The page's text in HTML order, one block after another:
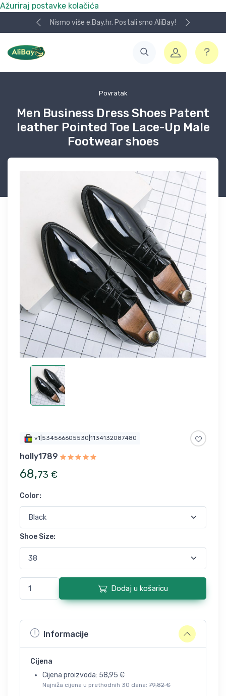
Ažuriraj postavke kolačića
Koristite naša skladišta u UK, USA i DE.
Povratak
Men Business Dress Shoes Patent
leather Pointed Toe Lace-Up Male
Footwear shoes
v1|534566605530|1134132087480
holly1789
68,73 €
Color:
Shoe Size:
Dodaj u košaricu
Informacije
Cijena
Cijena proizvoda: 58,95 €
Najniža cijena u prethodnih 30 dana: 79,82 €